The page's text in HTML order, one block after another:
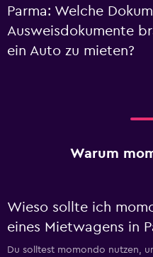
Parma: Welche
Ausweisdokumente
ein Auto zu mieten?
Warum
Wieso sollte ich
eines Mietwagens in
Du solltest momondo nutzen,